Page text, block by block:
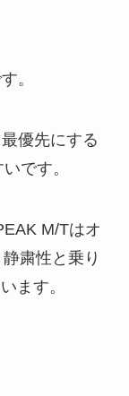
。
優先にする
です。
M/Tはオ
粛性と乗り
ます。